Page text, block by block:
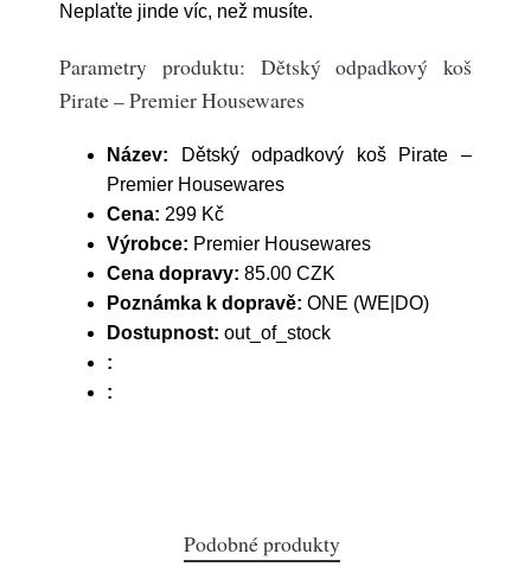
Neplaťte jinde víc, než musíte.
Parametry produktu: Dětský odpadkový koš
Pirate – Premier Housewares
Název: Dětský odpadkový koš Pirate –
Premier Housewares
Cena: 299 Kč
Výrobce: Premier Housewares
Cena dopravy: 85.00 CZK
Poznámka k dopravě: ONE (WE|DO)
Dostupnost: out_of_stock
:
:
Podobné produkty